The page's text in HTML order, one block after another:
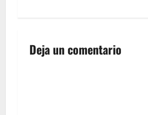
c
Deja un comentario